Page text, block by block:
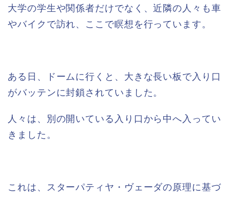
大学の学生や関係者だけでなく、近隣の人々も車
やバイクで訪れ、ここで瞑想を行っています。
ある日、ドームに行くと、大きな長い板で入り口
がバッテンに封鎖されていました。
人々は、別の開いている入り口から中へ入ってい
きました。
これは、スターパティヤ・ヴェーダの原理に基づ